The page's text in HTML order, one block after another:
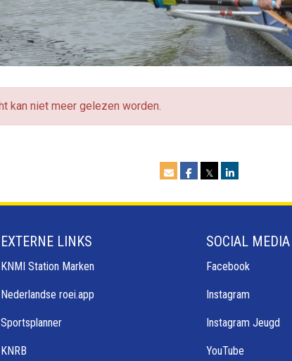
kan niet meer gelezen worden.
𝕏
EXTERNE LINKS
KNMI Station Marken
Nederlandse roei.app
Sportsplanner
KNRB
SOCIAL MEDIA
Facebook
Instagram
Instagram Jeugd
YouTube